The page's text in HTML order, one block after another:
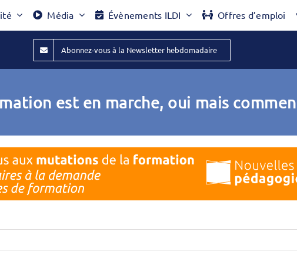
Média Évènements ILDI Offres d’emploi
Abonnez-vous à la Newsletter hebdomadaire
est en marche, oui mais